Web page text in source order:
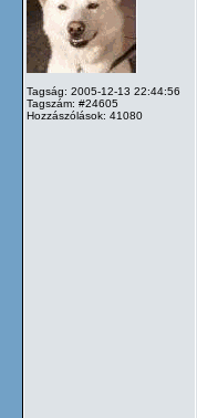
Tagság: 2005-12-13 22:44:56
Tagszám: #24605
Hozzászólások: 41080